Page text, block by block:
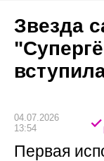
Звезда
04.07.2026
13:54
Первая